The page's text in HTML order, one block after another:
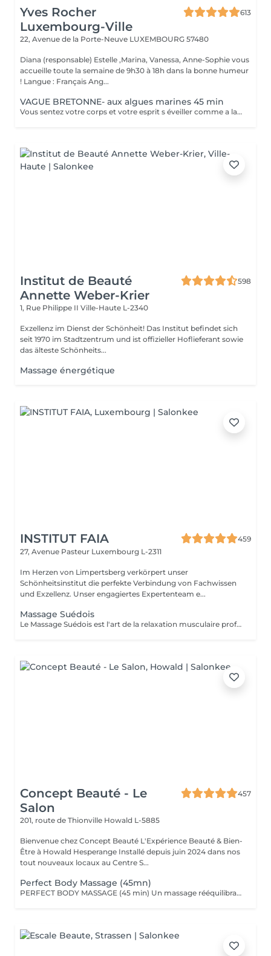
Yves Rocher
Luxembourg-Ville
613
22, Avenue de la Porte-Neuve LUXEMBOURG 57480
Diana (responsable) Estelle ,Marina, Vanessa, Anne-Sophie vous
accueille toute la semaine de 9h30 à 18h dans la bonne humeur
! Langue : Français Ang...
VAGUE BRETONNE- aux algues marines 45 min
Vous sentez votre corps et votre esprit s éveiller comme a la suite d un bain dans l OCEAN. Vous vous tonicité et leur confort. sentez légère et revitalisée. Vos jambes retrouvent leur tonicité et leur confort
Institut de Beauté
Annette Weber-Krier
598
1, Rue Philippe II Ville-Haute L-2340
Exzellenz im Dienst der Schönheit! Das Institut befindet sich
seit 1970 im Stadtzentrum und ist offizieller Hoflieferant sowie
das älteste Schönheits...
Massage énergétique
INSTITUT FAIA
459
27, Avenue Pasteur Luxembourg L-2311
Im Herzen von Limpertsberg verkörpert unser
Schönheitsinstitut die perfekte Verbindung von Fachwissen
und Exzellenz. Unser engagiertes Expertenteam e...
Massage Suédois
Le Massage Suédois est l'art de la relaxation musculaire profonde. Nos thérapeutes experts utilisent des mouvements fluides et des pressions modulables pour détendre les muscles et réduire les tensions. Idéal pour soulager le stress, améliorer la circulation et retrouver une mobilité optimale. Offrez à votre corps le traitement qu'il mérite et ressentez la différence dès la première séance.
Concept Beauté - Le
Salon
457
201, route de Thionville Howald L-5885
Bienvenue chez Concept Beauté L'Expérience Beauté & Bien-
Être à Howald Hesperange Installé depuis juin 2024 dans nos
tout nouveaux locaux au Centre S...
Perfect Body Massage (45mn)
PERFECT BODY MASSAGE (45 min) Un massage rééquilibrant qui allie des techniques relaxantes et tonifiantes pour une détente profonde du corps et de l'esprit. Ce soin sur-mesure, adapté à vos besoins, favorise la détente musculaire tout en stimulant la circulation pour une sensation de légèreté et de bien-être absolu. Les textures soyeuses et les actifs botaniques Comfort Zone, formulés sans silicones ni parabènes, enveloppent votre peau de douceur et hydratent intensément.